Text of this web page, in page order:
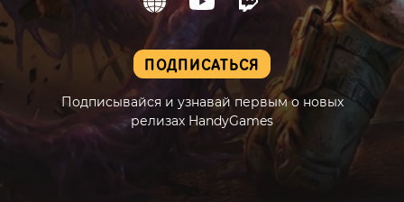
ПОДПИСАТЬСЯ
Подписывайся и узнавай первым о новых
релизах HandyGames